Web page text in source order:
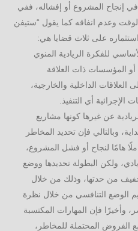
في إنجاح المشروع أو إفشاله، ففي
وعدم انفاقه كما يقول “ستيفن
على ثلاث قضايا هي:
للفكرة الريادية المنوي
المؤسسات ذات العلاقة
العلاقات الداخلية والخارجية،
الإجرائية أي التنفيذ.
عن غيرها كونها مشاريع
وبالتالي فإن تحديد المخاطر
هامًا لنجاح أو فشل المشروع،
ولكن البطولة تحديدها ووضع
من حدتها، وذلك من خلال
الوضع التنافسي من خلال نظرة
وأخيرًا فإن المهارات المكتسبة
الفروض المحتملة للمخاطر،